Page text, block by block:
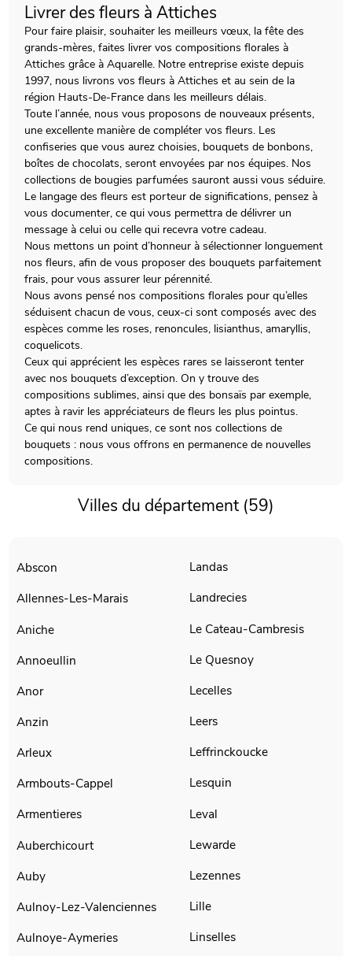
Livrer des fleurs à Attiches
Pour faire plaisir, souhaiter les meilleurs vœux, la fête des
grands-mères, faites livrer vos compositions florales à
Attiches grâce à Aquarelle. Notre entreprise existe depuis
1997, nous livrons vos fleurs à Attiches et au sein de la
région Hauts-De-France dans les meilleurs délais.
Toute l’année, nous vous proposons de nouveaux présents,
une excellente manière de compléter vos fleurs. Les
confiseries que vous aurez choisies, bouquets de bonbons,
boîtes de chocolats, seront envoyées par nos équipes. Nos
collections de bougies parfumées sauront aussi vous séduire.
Le langage des fleurs est porteur de significations, pensez à
vous documenter, ce qui vous permettra de délivrer un
message à celui ou celle qui recevra votre cadeau.
Nous mettons un point d’honneur à sélectionner longuement
nos fleurs, afin de vous proposer des bouquets parfaitement
frais, pour vous assurer leur pérennité.
Nous avons pensé nos compositions florales pour qu’elles
séduisent chacun de vous, ceux-ci sont composés avec des
espèces comme les roses, renoncules, lisianthus, amaryllis,
coquelicots.
Ceux qui apprécient les espèces rares se laisseront tenter
avec nos bouquets d’exception. On y trouve des
compositions sublimes, ainsi que des bonsaïs par exemple,
aptes à ravir les appréciateurs de fleurs les plus pointus.
Ce qui nous rend uniques, ce sont nos collections de
bouquets : nous vous offrons en permanence de nouvelles
compositions.
Villes du département (59)
Abscon
Allennes-Les-Marais
Aniche
Annoeullin
Anor
Anzin
Arleux
Armbouts-Cappel
Armentieres
Auberchicourt
Auby
Aulnoy-Lez-Valenciennes
Aulnoye-Aymeries
Landas
Landrecies
Le Cateau-Cambresis
Le Quesnoy
Lecelles
Leers
Leffrinckoucke
Lesquin
Leval
Lewarde
Lezennes
Lille
Linselles